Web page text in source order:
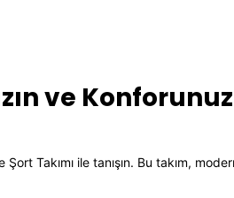
ve
Takımı ile tanışın. Bu takım,